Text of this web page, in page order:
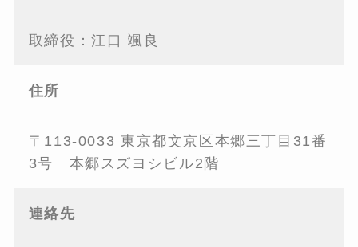
取締役：江口 颯良
住所
〒113-0033 東京都文京区本郷三丁目31番
3号 本郷スズヨシビル2階
連絡先